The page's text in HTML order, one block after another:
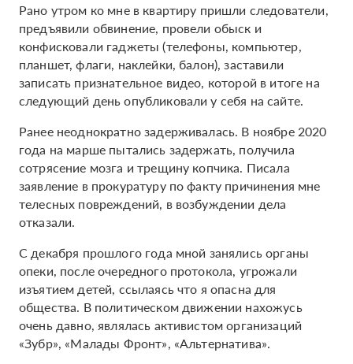
Рано утром ко мне в квартиру пришли следователи,
предъявили обвинение, провели обыск и
конфисковали гаджеты (телефоны, компьютер,
планшет, флаги, наклейки, балон), заставили
записать признательное видео, которой в итоге на
следующий день опубликовали у себя на сайте.
Ранее неоднократно задерживалась. В ноябре 2020
года на марше пытались задержать, получила
сотрясение мозга и трещину копчика. Писала
заявление в прокуратуру по факту причинения мне
телесных повреждений, в возбуждении дела
отказали.
С декабря прошлого года мной занялись органы
опеки, после очередного протокола, угрожали
изъятием детей, ссылаясь что я опасна для
общества. В политическом движении нахожусь
очень давно, являлась активистом организаций
«Зубр», «Малады Фронт», «Альтернатива».